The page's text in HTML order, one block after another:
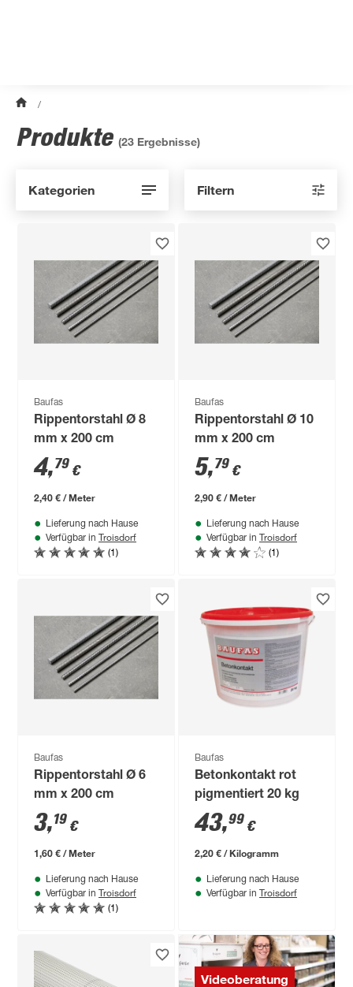
/
Produkte (23 Ergebnisse)
Kategorien Filtern
Baufas
Rippentorstahl Ø 8
mm x 200 cm
4,79 €
2,40 € / Meter
Lieferung nach Hause
Verfügbar in Troisdorf
(1)
Baufas
Rippentorstahl Ø 10
mm x 200 cm
5,79 €
2,90 € / Meter
Lieferung nach Hause
Verfügbar in Troisdorf
(1)
Baufas
Rippentorstahl Ø 6
mm x 200 cm
3,19 €
1,60 € / Meter
Lieferung nach Hause
Verfügbar in Troisdorf
(1)
Baufas
Betonkontakt rot
pigmentiert 20 kg
43,99 €
2,20 € / Kilogramm
Lieferung nach Hause
Verfügbar in Troisdorf
Videoberatung